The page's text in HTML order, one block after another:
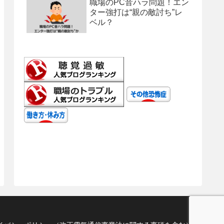
職場のPC音ハラ問題！エン
ター強打は“親の敵討ち”レ
ベル？